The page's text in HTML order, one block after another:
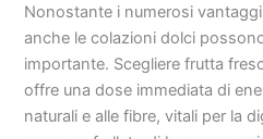
Nonostante i numerosi
anche le colazioni dolci
importante. Scegliere frutta
offre una dose immediata di
naturali e alle fibre, vitali per la